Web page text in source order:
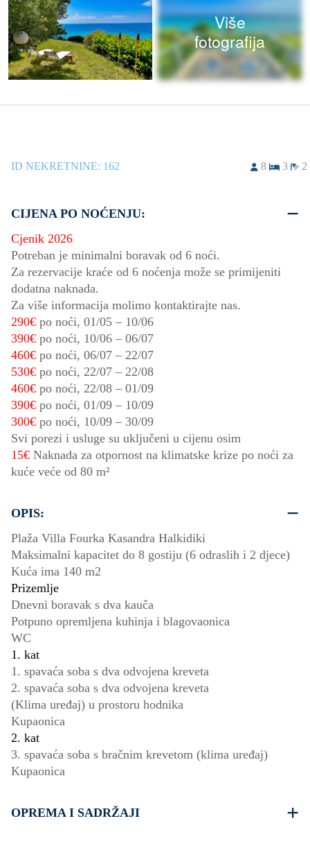
Više
fotografija
ID NEKRETNINE: 162 8 3 2
CIJENA PO NOĆENJU:
Cjenik 2026
Potreban je minimalni boravak od 6 noći.
Za rezervacije kraće od 6 noćenja može se primijeniti
dodatna naknada.
Za više informacija molimo kontaktirajte nas.
290€ po noći, 01/05 – 10/06
390€ po noći, 10/06 – 06/07
460€ po noći, 06/07 – 22/07
530€ po noći, 22/07 – 22/08
460€ po noći, 22/08 – 01/09
390€ po noći, 01/09 – 10/09
300€ po noći, 10/09 – 30/09
Svi porezi i usluge su uključeni u cijenu osim
15€ Naknada za otpornost na klimatske krize po noći za
kuće veće od 80 m²
OPIS:
Plaža Villa Fourka Kasandra Halkidiki
Maksimalni kapacitet do 8 gostiju (6 odraslih i 2 djece)
Kuća ima 140 m2
Prizemlje
Dnevni boravak s dva kauča
Potpuno opremljena kuhinja i blagovaonica
WC
1. kat
1. spavaća soba s dva odvojena kreveta
2. spavaća soba s dva odvojena kreveta
(Klima uređaj) u prostoru hodnika
Kupaonica
2. kat
3. spavaća soba s bračnim krevetom (klima uređaj)
Kupaonica
OPREMA I SADRŽAJI